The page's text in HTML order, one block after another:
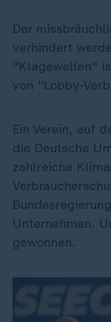
Der
verhindert
"Klagewellen"
von "Lobby-
Ein Verein, auf
die Deutsche
zahlreiche
Unternehmen.
gewonnen.